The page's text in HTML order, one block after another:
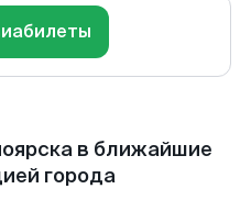
в ближайшие
города